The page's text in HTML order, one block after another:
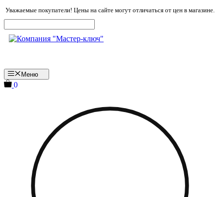
Перейти
к
содержимому
Уважаемые покупатели! Цены на сайте могут отличаться от цен в магазине.
Меню
0